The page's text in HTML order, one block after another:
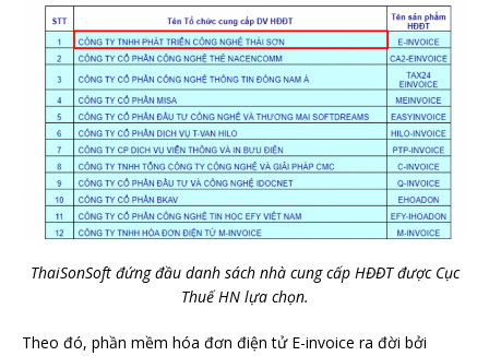
ThaiSonSoft đứng đầu danh sách nhà cung cấp HĐĐT được Cục
Thuế HN lựa chọn.
Theo đó, phần mềm hóa đơn điện tử E-invoice ra đời bởi